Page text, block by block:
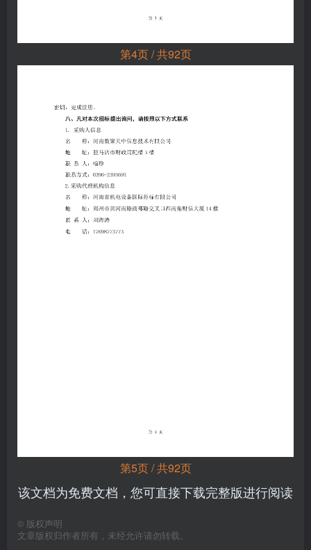
第4页 / 共92页
第5页 / 共92页
该文档为免费文档，您可直接下载完整版进行阅读
© 版权声明
文章版权归作者所有，未经允许请勿转载。